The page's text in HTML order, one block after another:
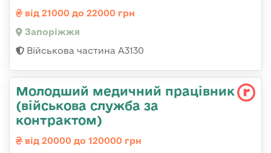
від 21000 до 22000 грн
Запоріжжя
Військова частина А3130
Молодший медичний працівник
(військова служба за
контрактом)
від 20000 до 120000 грн